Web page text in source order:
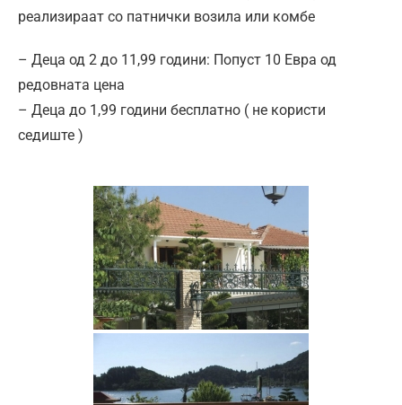
реализираат со патнички возила или комбe
– Деца од 2 до 11,99 години: Попуст 10 Евра од
редовната цена
– Деца до 1,99 години бесплатно ( не користи
седиште )